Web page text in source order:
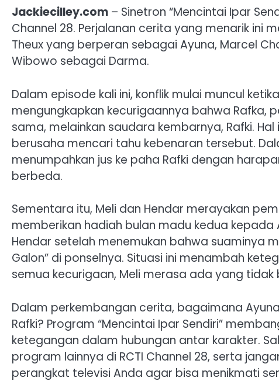
Jackiecilley.com – Sinetron “Mencintai Ipar
Channel 28. Perjalanan cerita yang menarik ini
Theux yang berperan sebagai Ayuna, Marcel
Wibowo sebagai Darma.
Dalam episode kali ini, konflik mulai muncul
mengungkapkan kecurigaannya bahwa Rafka,
sama, melainkan saudara kembarnya, Rafki.
berusaha mencari tahu kebenaran tersebut.
menumpahkan jus ke paha Rafki dengan
berbeda.
Sementara itu, Meli dan Hendar merayakan
memberikan hadiah bulan madu kedua kepada
Hendar setelah menemukan bahwa suaminya
Galon” di ponselnya. Situasi ini menambah
semua kecurigaan, Meli merasa ada yang tidak
Dalam perkembangan cerita, bagaimana
Rafki? Program “Mencintai Ipar Sendiri”
ketegangan dalam hubungan antar karakter.
program lainnya di RCTI Channel 28, serta
perangkat televisi Anda agar bisa menikmati